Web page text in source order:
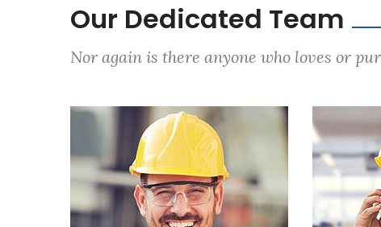
Our Dedicated Team
Nor again is there anyone who loves or